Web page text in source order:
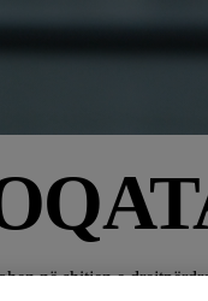
në shitjen e